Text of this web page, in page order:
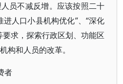
员不减反增。应该按照二十
人口小县机构优化”、“深化
求，探索行政区划、功能区
构和人员的改革。
者